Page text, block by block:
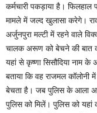
कर्मचारी पकड़ाया है।
मामले में जल्द खुलासा करेगे।
अर्जुनपुरा मल्टी में रहने वाले
चालक अरूण को बेचने की बात
यहां से कृष्णा सिसौदिया नाम
बताया कि वह राजमल कॉलोनी में
बेचता है। जब पुलिस के आला
पुलिस को मिलें। पुलिस को